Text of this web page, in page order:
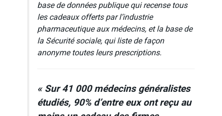
base de données publique qui recense tous
les cadeaux offerts par l’industrie
pharmaceutique aux médecins, et la base de
la Sécurité sociale, qui liste de façon
anonyme toutes leurs prescriptions.
« Sur 41 000 médecins généralistes
étudiés, 90% d’entre eux ont reçu au